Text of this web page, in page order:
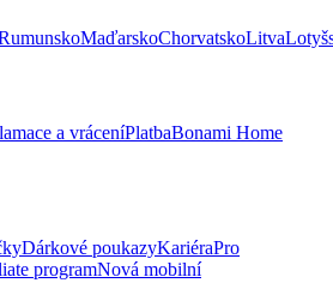
MaďarskoChorvatskoLitva
a vráceníPlatbaBonami Home
Dárkové poukazyKariéraPro
programNová mobilní